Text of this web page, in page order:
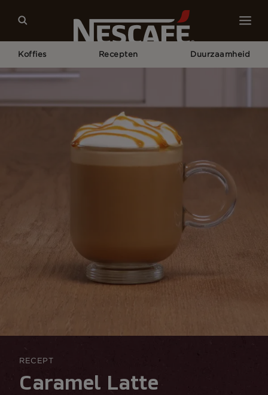
Koffies Recepten Duurzaamheid
Home
RECEPT
Caramel Latte